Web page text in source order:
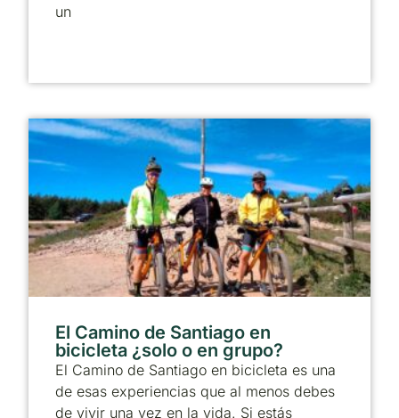
un
El Camino de Santiago en
bicicleta ¿solo o en grupo?
El Camino de Santiago en bicicleta es una
de esas experiencias que al menos debes
de vivir una vez en la vida. Si estás